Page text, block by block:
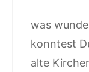
was
konntest
alte